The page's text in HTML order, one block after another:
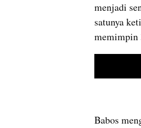
menjadi
satunya
memimpin
Babos